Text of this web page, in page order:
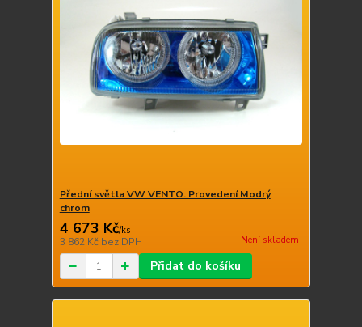
Přední světla VW VENTO. Provedení Modrý
chrom
4 673 Kč/ks
3 862 Kč bez DPH Není skladem
Přidat do košíku